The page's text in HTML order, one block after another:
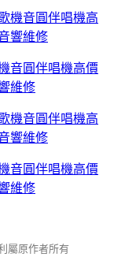
音圓伴唱機高價
維修
音圓伴唱機高價
維修
屬原作者所有